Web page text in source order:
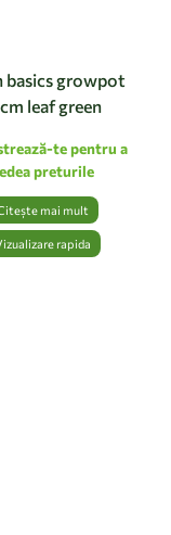
basics growpot
leaf green
te pentru a
preturile
mai mult
rapida